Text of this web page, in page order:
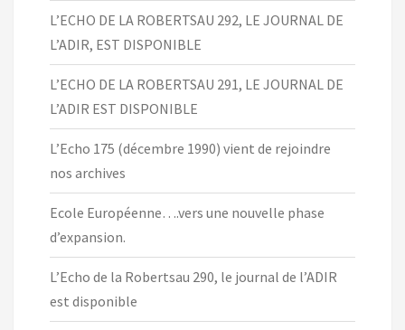
L’ECHO DE LA ROBERTSAU 292, LE JOURNAL DE
L’ADIR, EST DISPONIBLE
L’ECHO DE LA ROBERTSAU 291, LE JOURNAL DE
L’ADIR EST DISPONIBLE
L’Echo 175 (décembre 1990) vient de rejoindre
nos archives
Ecole Européenne….vers une nouvelle phase
d’expansion.
L’Echo de la Robertsau 290, le journal de l’ADIR
est disponible